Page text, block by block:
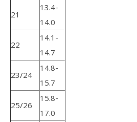
21
13.4-
14.0
22
14.1-
14.7
23/24
14.8-
15.7
25/26
15.8-
17.0